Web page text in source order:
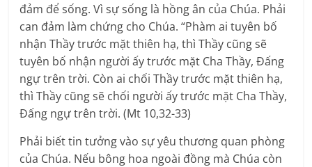
đảm để sống. Vì sự sống là hồng ân của Chúa. Phải
can đảm làm chứng cho Chúa. “Phàm ai tuyên bố
nhận Thầy trước mặt thiên hạ, thì Thầy cũng sẽ
tuyên bố nhận người ấy trước mặt Cha Thầy, Ðấng
ngự trên trời. Còn ai chối Thầy trước mặt thiên hạ,
thì Thầy cũng sẽ chối người ấy trước mặt Cha Thầy,
Ðấng ngự trên trời. (Mt 10,32-33)
Phải biết tin tưởng vào sự yêu thương quan phòng
của Chúa. Nếu bông hoa ngoài đồng mà Chúa còn